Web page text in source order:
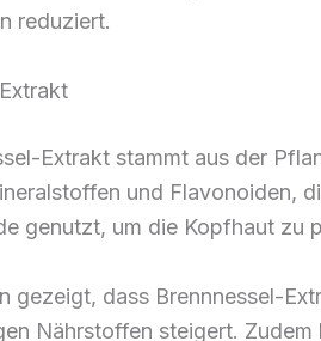
reduziert.
Extrakt stammt aus der
und Flavonoiden,
genutzt, um die Kopfhaut zu
gezeigt, dass Brennnessel-
Nährstoffen steigert.